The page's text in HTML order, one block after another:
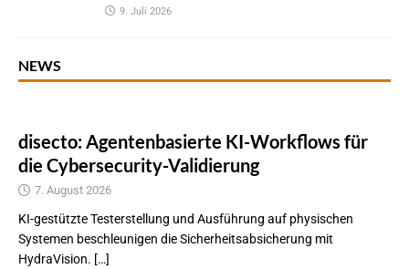
9. Juli 2026
NEWS
disecto: Agentenbasierte KI-Workflows für
die Cybersecurity-Validierung
7. August 2026
KI-gestützte Testerstellung und Ausführung auf physischen
Systemen beschleunigen die Sicherheitsabsicherung mit
HydraVision. […]